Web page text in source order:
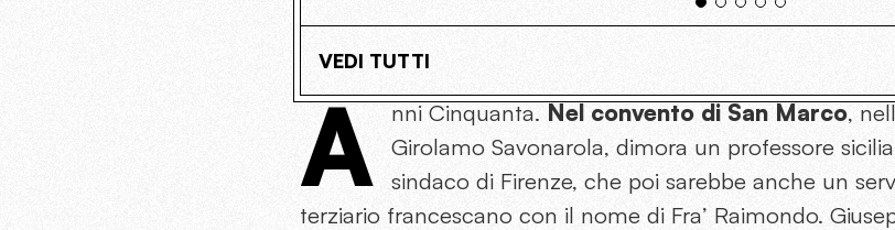
VEDI TUTTI
A nni Cinquanta.Nel convento di San Marco,
Girolamo Savonarola, dimora un professore
sindaco di Firenze, che poi sarebbe anche un
terziario francescano con il nome di Fra’ Raimondo.